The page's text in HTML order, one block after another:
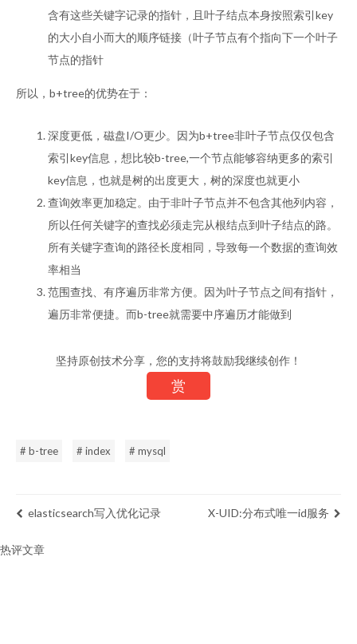
含有这些关键字记录的指针，且叶子结点本身按照索引key
的大小自小而大的顺序链接（叶子节点有个指向下一个叶子
节点的指针
所以，b+tree的优势在于：
深度更低，磁盘I/O更少。因为b+tree非叶子节点仅仅包含
索引key信息，想比较b-tree,一个节点能够容纳更多的索引
key信息，也就是树的出度更大，树的深度也就更小
查询效率更加稳定。由于非叶子节点并不包含其他列内容，
所以任何关键字的查找必须走完从根结点到叶子结点的路。
所有关键字查询的路径长度相同，导致每一个数据的查询效
率相当
范围查找、有序遍历非常方便。因为叶子节点之间有指针，
遍历非常便捷。而b-tree就需要中序遍历才能做到
坚持原创技术分享，您的支持将鼓励我继续创作！
赏
# b-tree # index # mysql
elasticsearch写入优化记录 X-UID:分布式唯一id服务
热评文章